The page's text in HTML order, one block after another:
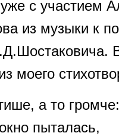
с участием
из музыки к
моего
а то громче:
пыталась,